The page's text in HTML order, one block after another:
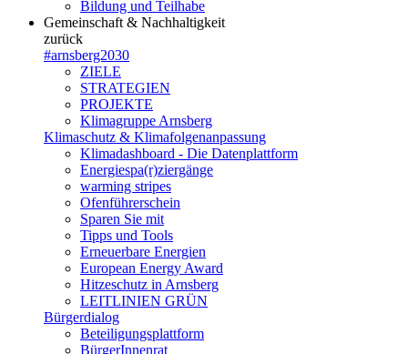
Bildung und Teilhabe
Gemeinschaft & Nachhaltigkeit
zurück
#arnsberg2030
ZIELE
STRATEGIEN
PROJEKTE
Klimagruppe Arnsberg
Klimaschutz & Klimafolgenanpassung
Klimadashboard - Die Datenplattform
Energiespa(r)ziergänge
warming stripes
Ofenführerschein
Sparen Sie mit
Tipps und Tools
Erneuerbare Energien
European Energy Award
Hitzeschutz in Arnsberg
LEITLINIEN GRÜN
Bürgerdialog
Beteiligungsplattform
BürgerInnenrat